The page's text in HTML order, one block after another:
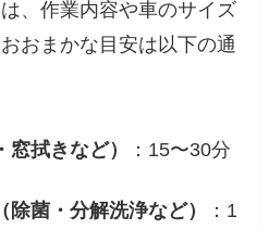
、作業内容や車のサイズ
おまかな目安は以下の通
拭きなど）
：15〜30分
菌・分解洗浄など）
：1